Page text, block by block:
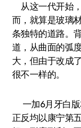
从这一代开始
而，就算是玻璃
条独特的道路。
道，从曲面的弧
大，但由于改成
很不一样的。
一加6月牙白版
正反均以康宁第